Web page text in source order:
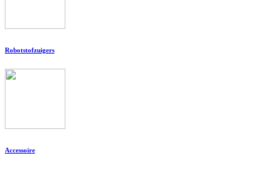
Robotstofzuigers
Accessoire